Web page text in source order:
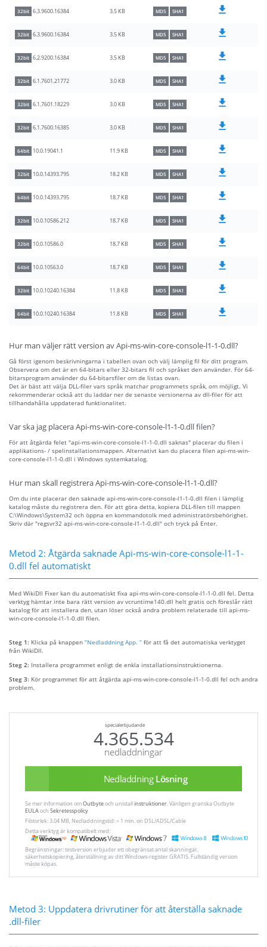
32bit 6.3.9600.16384 3.5 KB MD5 SHA1
32bit 6.3.9600.16384 3.5 KB MD5 SHA1
32bit 6.2.9200.16384 3.5 KB MD5 SHA1
32bit 6.1.7601.21772 3.0 KB MD5 SHA1
32bit 6.1.7601.18229 3.0 KB MD5 SHA1
32bit 6.1.7600.16385 3.0 KB MD5 SHA1
64bit 10.0.19041.1 11.9 KB MD5 SHA1
32bit 10.0.14393.795 18.2 KB MD5 SHA1
64bit 10.0.14393.795 18.7 KB MD5 SHA1
32bit 10.0.10586.212 18.7 KB MD5 SHA1
32bit 10.0.10586.0 18.7 KB MD5 SHA1
64bit 10.0.10563.0 18.7 KB MD5 SHA1
32bit 10.0.10240.16384 11.8 KB MD5 SHA1
64bit 10.0.10240.16384 11.8 KB MD5 SHA1
Hur man väljer rätt version av Api-ms-win-core-console-l1-1-0.dll?
Gå först igenom beskrivningarna i tabellen ovan och välj lämplig fil för ditt program.
Observera om det är en 64-bitars eller 32-bitars fil och språket den använder. För 64-
bitarsprogram använder du 64-bitarsfiler om de listas ovan.
Det är bäst att välja DLL-filer vars språk matchar programmets språk, om möjligt. Vi
rekommenderar också att du laddar ner de senaste versionerna av dll-filer för att
tillhandahålla uppdaterad funktionalitet.
Var ska jag placera Api-ms-win-core-console-l1-1-0.dll filen?
För att åtgärda felet "api-ms-win-core-console-l1-1-0.dll saknas" placerar du filen i
applikations- / spelinstallationsmappen. Alternativt kan du placera filen api-ms-win-
core-console-l1-1-0.dll i Windows systemkatalog.
Hur man skall registrera Api-ms-win-core-console-l1-1-0.dll?
Om du inte placerar den saknade api-ms-win-core-console-l1-1-0.dll filen i lämplig
katalog måste du registrera den. För att göra detta, kopiera DLL-filen till mappen
C:\Windows\System32 och öppna en kommandotolk med administratörsbehörighet.
Skriv där "regsvr32 api-ms-win-core-console-l1-1-0.dll" och tryck på Enter.
Metod 2: Åtgärda saknade Api-ms-win-core-console-l1-1-
0.dll fel automatiskt
Med WikiDll Fixer kan du automatiskt fixa api-ms-win-core-console-l1-1-0.dll fel. Detta
verktyg hämtar inte bara rätt version av vcruntime140.dll helt gratis och föreslår rätt
katalog för att installera den, utan löser också andra problem relaterade till api-ms-
win-core-console-l1-1-0.dll filen.
Steg 1: Klicka på knappen “Nedladdning App. ” för att få det automatiska verktyget
från WikiDll.
Steg 2: Installera programmet enligt de enkla installationsinstruktionerna.
Steg 3: Kör programmet för att åtgärda api-ms-win-core-console-l1-1-0.dll fel och andra
problem.
specialerbjudande
4.365.534
nedladdningar
Nedladdning Lösning
Se mer information omOutbyteoch unistallinstruktioner. Vänligen granska Outbyte
EULAoch Sekretesspolicy
Filstorlek: 3.04 MB, Nedladdningstid: < 1 min. on DSL/ADSL/Cable
Detta verktyg är kompatibelt med:
Begränsningar: testversion erbjuder ett obegränsat antal skanningar,
säkerhetskopiering, återställning av ditt Windows-register GRATIS. Fullständig version
måste köpas.
Metod 3: Uppdatera drivrutiner för att återställa saknade
.dll-filer